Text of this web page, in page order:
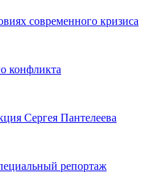
современного кризиса
конфликта
Сергея Пантелеева
репортаж